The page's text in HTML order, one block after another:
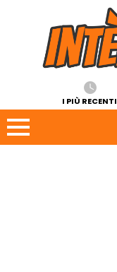
I PIÙ RECENTI